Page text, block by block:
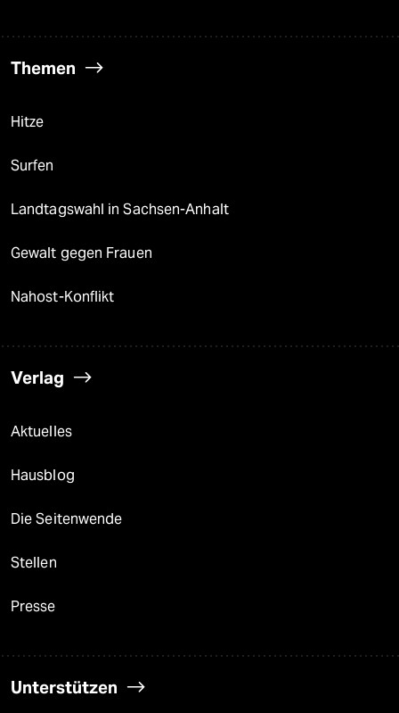
Themen
Hitze
Surfen
Landtagswahl in Sachsen-Anhalt
Gewalt gegen Frauen
Nahost-Konflikt
Verlag
Aktuelles
Hausblog
Die Seitenwende
Stellen
Presse
Unterstützen